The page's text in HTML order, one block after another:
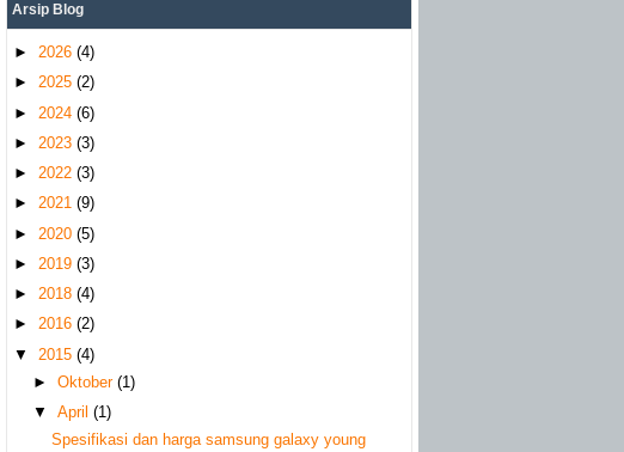
Arsip Blog
► 2026 (4)
► 2025 (2)
► 2024 (6)
► 2023 (3)
► 2022 (3)
► 2021 (9)
► 2020 (5)
► 2019 (3)
► 2018 (4)
► 2016 (2)
▼ 2015 (4)
► Oktober (1)
▼ April (1)
Spesifikasi dan harga samsung galaxy young